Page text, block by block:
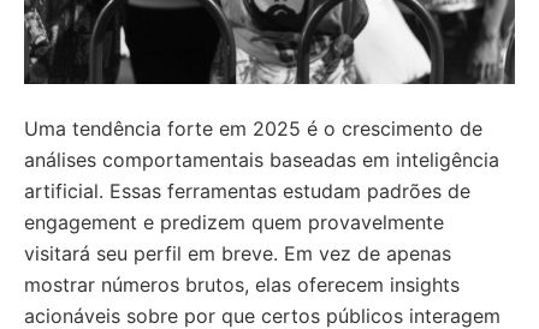
Uma tendência forte em 2025 é o crescimento de
análises comportamentais baseadas em inteligência
artificial. Essas ferramentas estudam padrões de
engagement e predizem quem provavelmente
visitará seu perfil em breve. Em vez de apenas
mostrar números brutos, elas oferecem insights
acionáveis sobre por que certos públicos interagem